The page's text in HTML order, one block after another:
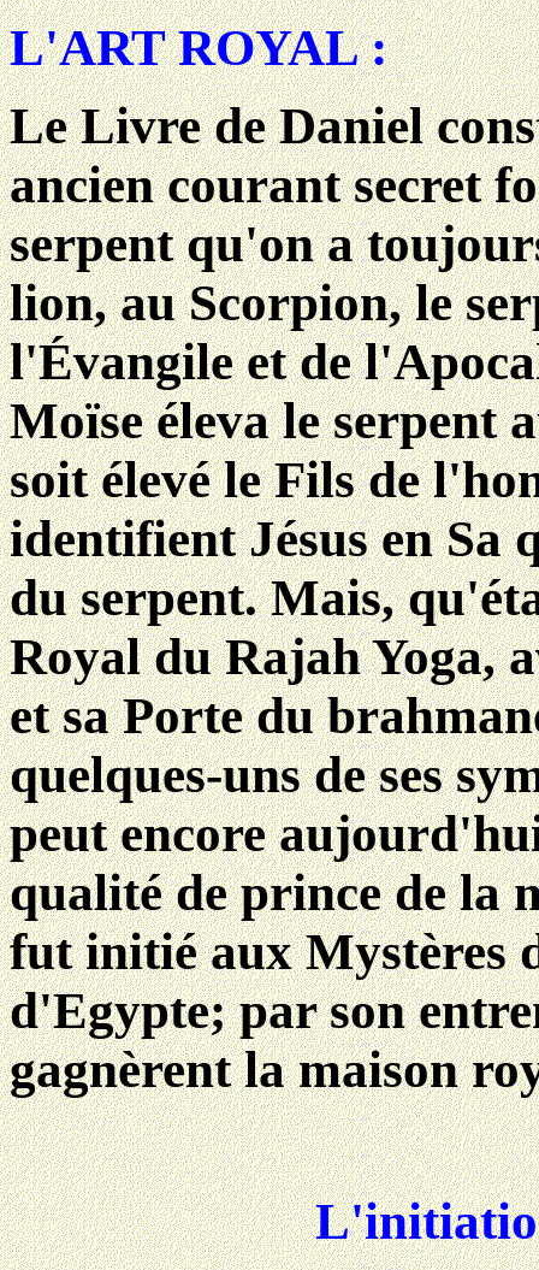
L'ART ROYAL :
Le Livre de Daniel
ancien courant secret
serpent qu'on a
lion, au Scorpion, le
l'Évangile et de
Moïse éleva le serpent
soit élevé le Fils de
identifient Jésus en Sa
du serpent. Mais,
Royal du Rajah Yoga,
et sa Porte du
quelques-uns de ses
peut encore
qualité de prince de la
fut initié aux Mystères
d'Egypte; par son
gagnèrent la maison